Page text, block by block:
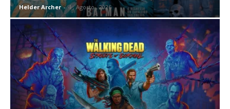
Helder Archer - 4 , Agosto , 2026